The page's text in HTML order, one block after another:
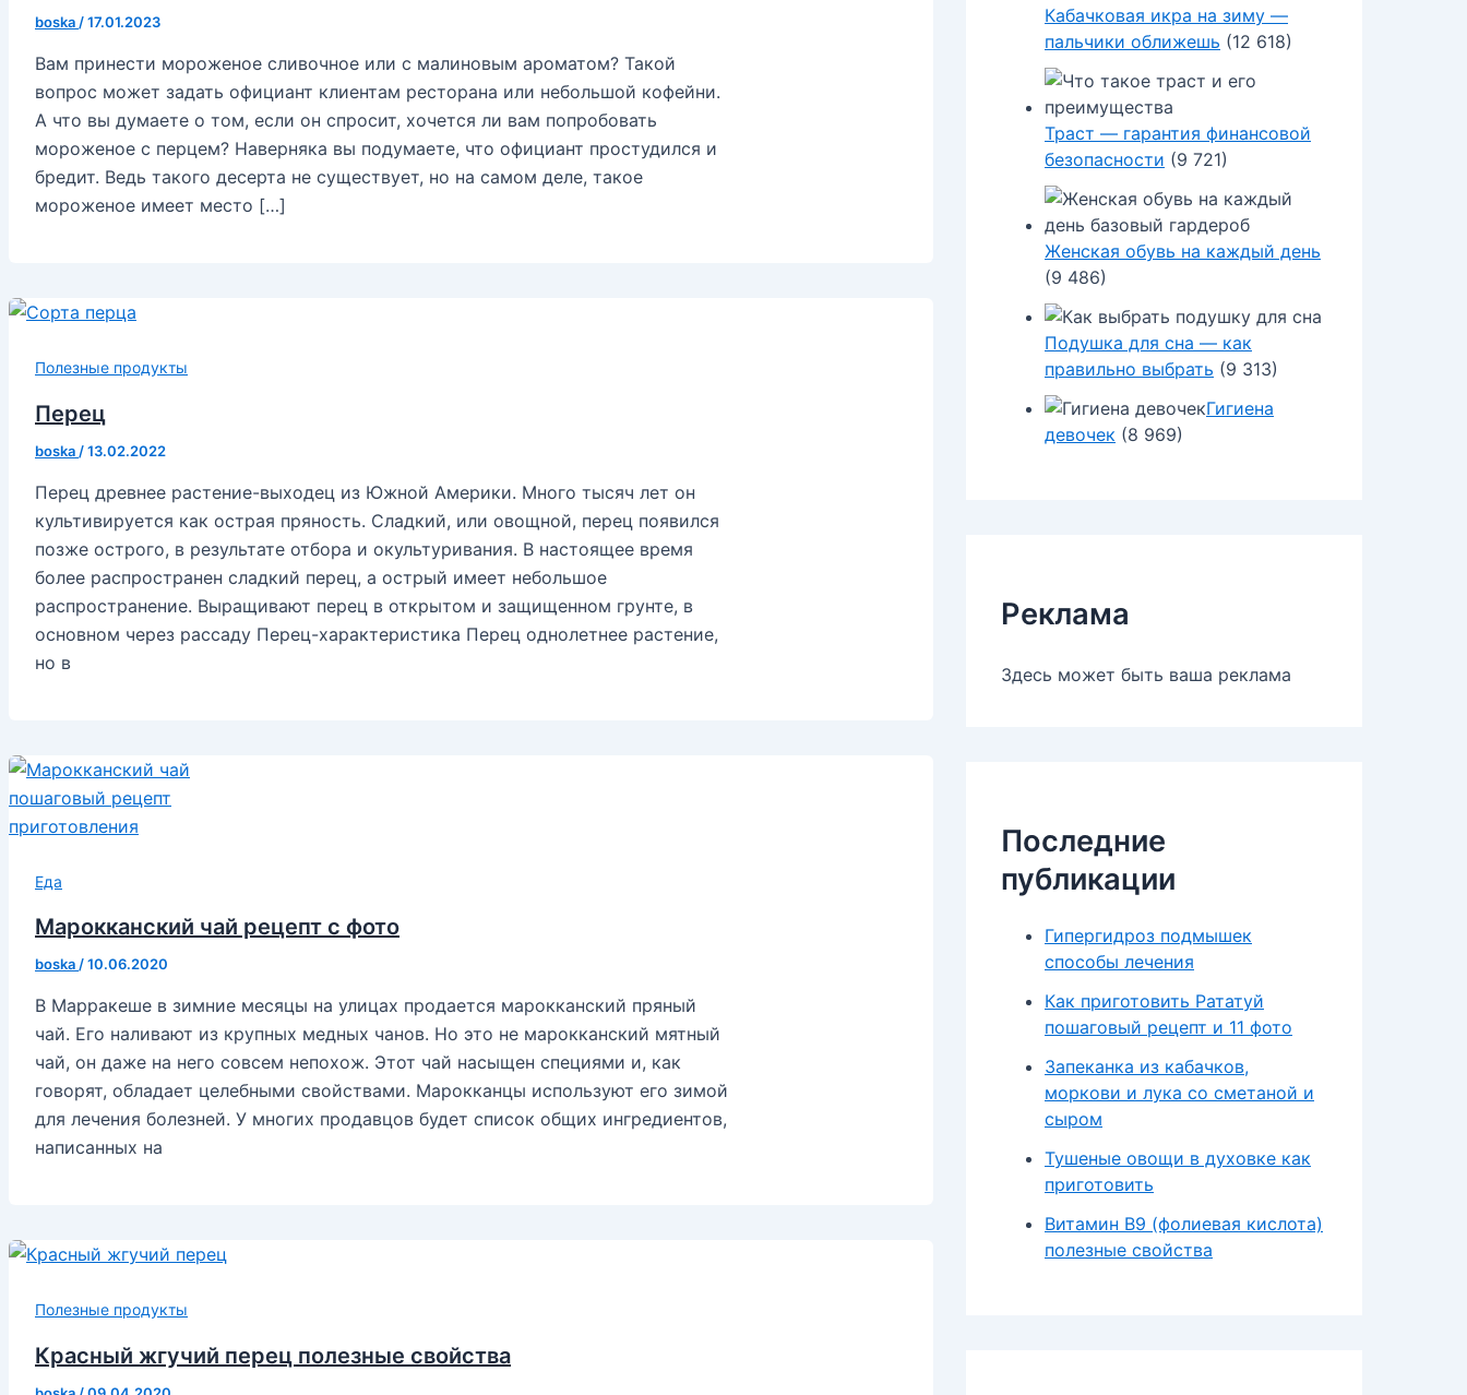
boska/17.01.2023
Вам принести мороженое сливочное или с малиновым ароматом? Такой
вопрос может задать официант клиентам ресторана или небольшой кофейни.
А что вы думаете о том, если он спросит, хочется ли вам попробовать
мороженое с перцем? Наверняка вы подумаете, что официант простудился и
бредит. Ведь такого десерта не существует, но на самом деле, такое
мороженое имеет место […]
Полезные продукты
Перец
boska /13.02.2022
Перец древнее растение-выходец из Южной Америки. Много тысяч лет он
культивируется как острая пряность. Сладкий, или овощной, перец появился
позже острого, в результате отбора и окультуривания. В настоящее время
более распространен сладкий перец, а острый имеет небольшое
распространение. Выращивают перец в открытом и защищенном грунте, в
основном через рассаду Перец-характеристика Перец однолетнее растение,
но в
Еда
Марокканский чай рецепт с фото
boska/10.06.2020
В Марракеше в зимние месяцы на улицах продается марокканский пряный
чай. Его наливают из крупных медных чанов. Но это не марокканский мятный
чай, он даже на него совсем непохож. Этот чай насыщен специями и, как
говорят, обладает целебными свойствами. Марокканцы используют его зимой
для лечения болезней. У многих продавцов будет список общих ингредиентов,
написанных на
Полезные продукты
Красный жгучий перец полезные свойства
Кабачковая икра на зиму —
пальчики оближешь (12 618)
Траст — гарантия финансовой
безопасности (9 721)
Женская обувь на каждый день
(9 486)
Подушка для сна — как
правильно выбрать (9 313)
Гигиена
девочек (8 969)
Реклама
Здесь может быть ваша реклама
Последние
публикации
Гипергидроз подмышек
способы лечения
Как приготовить Рататуй
пошаговый рецепт и 11 фото
Запеканка из кабачков,
моркови и лука со сметаной и
сыром
Тушеные овощи в духовке как
приготовить
Витамин В9 (фолиевая кислота)
полезные свойства